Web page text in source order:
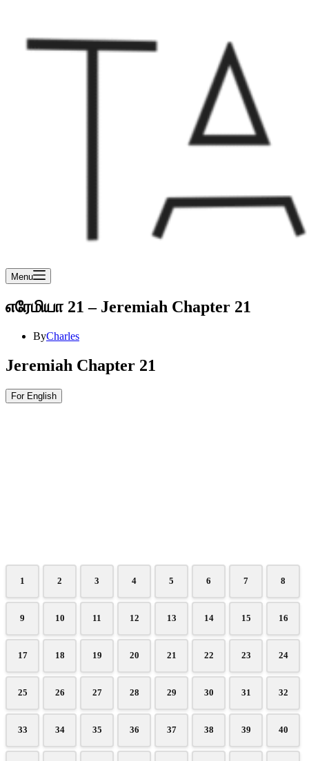
Menu
எரேமியா 21 – Jeremiah Chapter 21
ByCharles
Jeremiah Chapter 21
For English
1 2 3 4 5 6 7 8
9 10 11 12 13 14 15 16
17 18 19 20 21 22 23 24
25 26 27 28 29 30 31 32
33 34 35 36 37 38 39 40